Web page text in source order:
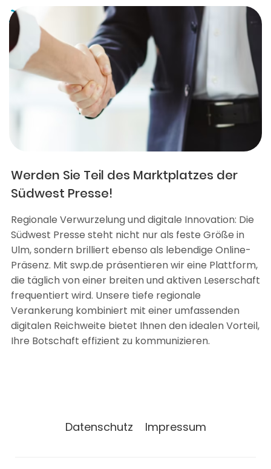
Werden Sie Teil des Marktplatzes der
Südwest Presse!
Regionale Verwurzelung und digitale Innovation: Die
Südwest Presse steht nicht nur als feste Größe in
Ulm, sondern brilliert ebenso als lebendige Online-
Präsenz. Mit swp.de präsentieren wir eine Plattform,
die täglich von einer breiten und aktiven Leserschaft
frequentiert wird. Unsere tiefe regionale
Verankerung kombiniert mit einer umfassenden
digitalen Reichweite bietet Ihnen den idealen Vorteil,
Ihre Botschaft effizient zu kommunizieren.
Datenschutz Impressum